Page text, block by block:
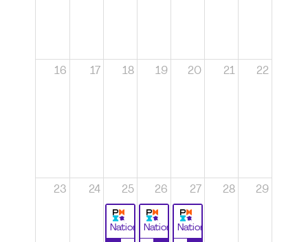
16 17 18 19 20 21 22
23 24 25
National
26
National
27
National
28 29